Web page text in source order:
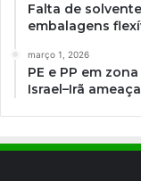
Falta de
embalagens
março 1, 2026
PE e PP em
Israel–Irã